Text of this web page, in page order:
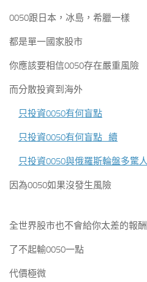
0050跟日本，冰島，希臘一樣
都是單一國家股市
你應該要相信0050存在嚴重風險
而分散投資到海外
只投資0050有何盲點
只投資0050有何盲點_續
只投資0050與俄羅斯輪盤多驚
因為0050如果沒發生風險
全世界股市也不會給你太差的報酬
了不起輸0050一點
代價極微